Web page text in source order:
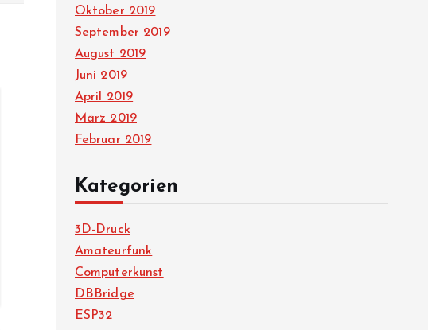
Oktober 2019
September 2019
August 2019
Juni 2019
April 2019
März 2019
Februar 2019
Kategorien
3D-Druck
Amateurfunk
Computerkunst
DBBridge
ESP32